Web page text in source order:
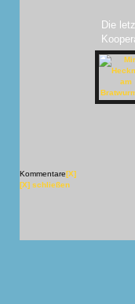
Die
Kommentare[X]
[X] schließen